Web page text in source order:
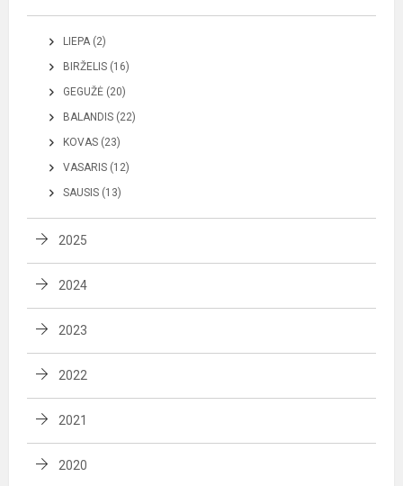
LIEPA (2)
BIRŽELIS (16)
GEGUŽĖ (20)
BALANDIS (22)
KOVAS (23)
VASARIS (12)
SAUSIS (13)
2025
2024
2023
2022
2021
2020